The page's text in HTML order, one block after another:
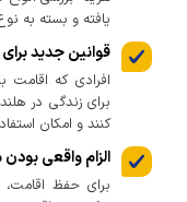
یافته و بسته به
قوانین جدید
افرادی که اقامت
برای زندگی در
کنند و امکان
الزام واقعی